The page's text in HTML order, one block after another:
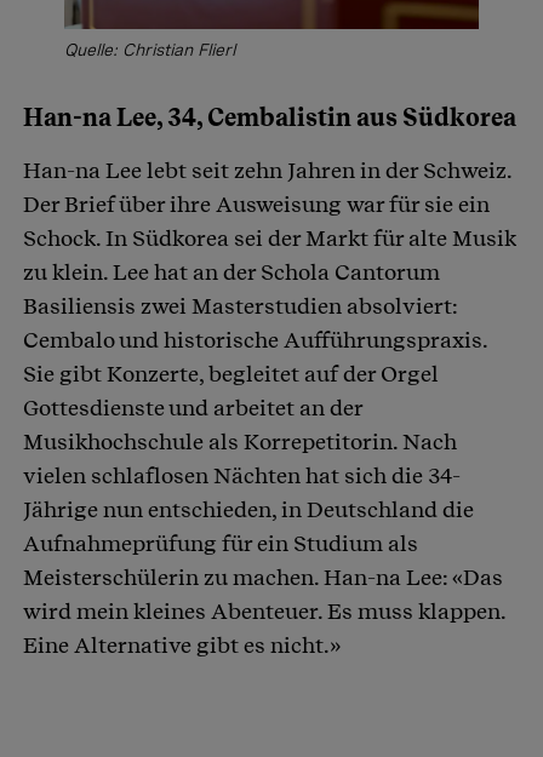
Quelle: Christian Flierl
Han-na Lee, 34, Cembalistin aus Südkorea
Han-na Lee lebt seit zehn Jahren in der Schweiz.
Der Brief über ihre Ausweisung war für sie ein
Schock. In Südkorea sei der Markt für alte Musik
zu klein. Lee hat an der Schola Cantorum
Basiliensis zwei Masterstudien absolviert:
Cembalo und historische Aufführungspraxis.
Sie gibt Konzerte, begleitet auf der Orgel
Gottesdienste und arbeitet an der
Musikhochschule als Korrepetitorin. Nach
vielen schlaflosen Nächten hat sich die 34-
Jährige nun entschieden, in Deutschland die
Aufnahmeprüfung für ein Studium als
Meisterschülerin zu machen. Han-na Lee: «Das
wird mein kleines Abenteuer. Es muss klappen.
Eine Alternative gibt es nicht.»